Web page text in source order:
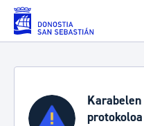
Eduki nagusira joan
protokoloa